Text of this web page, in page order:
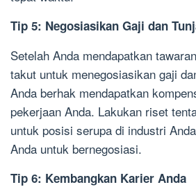
Tip 5: Negosiasikan Gaji dan
Setelah Anda mendapatkan
takut untuk menegosiasikan gaji
Anda berhak mendapatkan
pekerjaan Anda. Lakukan riset
untuk posisi serupa di industri
Anda untuk bernegosiasi.
Tip 6: Kembangkan Karier Anda